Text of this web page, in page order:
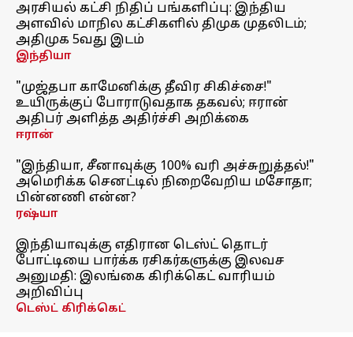
அரசியல் கட்சி நிதிப் பங்களிப்பு: இந்திய
அளவில் மாநில கட்சிகளில் திமுக முதலிடம்;
அதிமுக 5வது இடம்
இந்தியா
"முஜ்தபா காமேனிக்கு தீவிர சிகிச்சை!"
உயிருக்குப் போராடுவதாக தகவல்; ஈரான்
அதிபர் அளித்த அதிர்ச்சி அறிக்கை
ஈரான்
"இந்தியா, சீனாவுக்கு 100% வரி அச்சுறுத்தல்!"
அமெரிக்க செனட்டில் நிறைவேறிய மசோதா;
பின்னணி என்ன?
ரஷ்யா
இந்தியாவுக்கு எதிரான டெஸ்ட் தொடர்
போட்டியை பார்க்க ரசிகர்களுக்கு இலவச
அனுமதி: இலங்கை கிரிக்கெட் வாரியம்
அறிவிப்பு
டெஸ்ட் கிரிக்கெட்